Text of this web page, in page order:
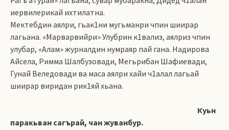
иервилерикай ихтилатна.
Мектебдин аялри, гьак1ни мугьманри чпин шиирар
лагьана. «Марварвийри» Улубрин к1вализ, аялриз чпин
улубар, «Алам» журналдин нумраяр пай гана. Надирова
Айсела, Римма Шалбузовади, Мегьрибан Шафиевади,
Гунай Веледовади ва маса аялри хайи ч1алал лагьай
шиирар виридан рик1яй хьана.
Куьн
паракьван сагърай, чан жуванбур.